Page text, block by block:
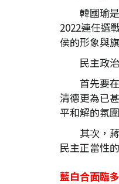
韓國瑜
2022連任選
侯的形象與
民主政
首先要
清德更為已
平和解的氛
其次，
民主正當性
藍白合面臨